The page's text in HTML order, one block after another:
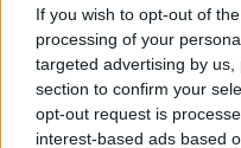
If you wish to opt-out of
processing of your
targeted advertising by
section to confirm your
opt-out request is
interest-based ads based
♬ ORIGINAL
Το νέο μέτρο